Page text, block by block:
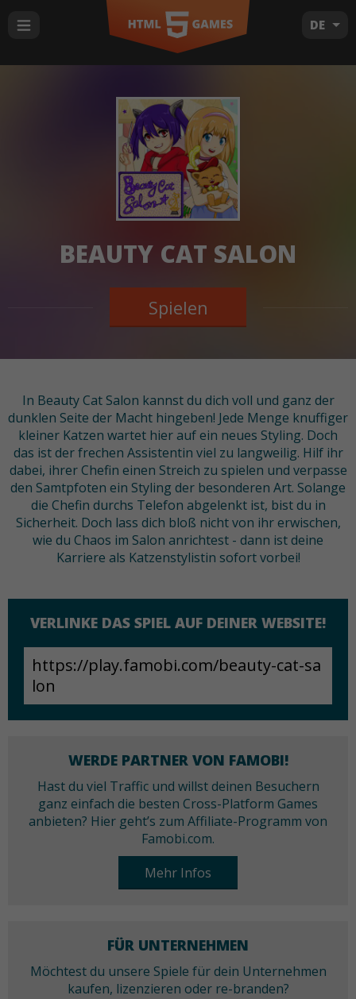
DE
BEAUTY CAT SALON
Spielen
In Beauty Cat Salon kannst du dich voll und ganz der
dunklen Seite der Macht hingeben! Jede Menge knuffiger
kleiner Katzen wartet hier auf ein neues Styling. Doch
das ist der frechen Assistentin viel zu langweilig. Hilf ihr
dabei, ihrer Chefin einen Streich zu spielen und verpasse
den Samtpfoten ein Styling der besonderen Art. Solange
die Chefin durchs Telefon abgelenkt ist, bist du in
Sicherheit. Doch lass dich bloß nicht von ihr erwischen,
wie du Chaos im Salon anrichtest - dann ist deine
Karriere als Katzenstylistin sofort vorbei!
VERLINKE DAS SPIEL AUF DEINER WEBSITE!
WERDE PARTNER VON FAMOBI!
Hast du viel Traffic und willst deinen Besuchern
ganz einfach die besten Cross-Platform Games
anbieten? Hier geht’s zum Affiliate-Programm von
Famobi.com.
Mehr Infos
FÜR UNTERNEHMEN
Möchtest du unsere Spiele für dein Unternehmen
kaufen, lizenzieren oder re-branden?